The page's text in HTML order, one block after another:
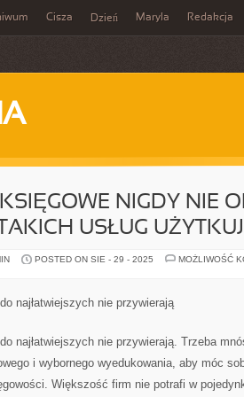
Cisza Dzień Maryla Redakcja
NIGDY NIE
USŁUG
POSTED ON SIE - 29 - 2025
MOŻLIWOŚĆ
najłatwiejszych nie przywierają
najłatwiejszych nie przywierają. Trzeba
i wybornego wyedukowania, aby móc
Większość firm nie potrafi w